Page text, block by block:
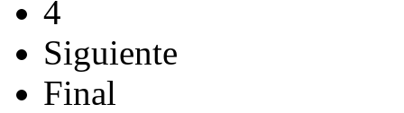
4
Siguiente
Final